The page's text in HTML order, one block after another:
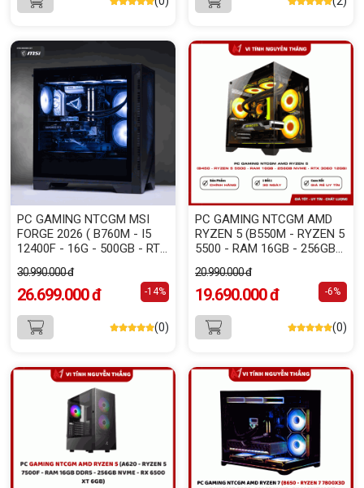
PC GAMING NTCGM MSI
FORGE 2026 ( B760M - I5
12400F - 16G - 500GB - RTX
30.990.000 đ
26.699.000 đ -14%
(0)
PC GAMING NTCGM AMD
RYZEN 5 (B550M - RYZEN 5
5500 - RAM 16GB - 256GB
20.990.000 đ
19.690.000 đ -6%
(0)